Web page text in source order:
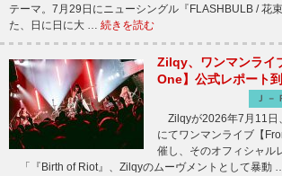
テーマ。7月29日にニューシングル『FLASHBULB / 花
た、日に日に大 … 続きを読む
Zilqy、ワンマンライ
One】公式レポート
Ｊ－
Zilqyが2026年7月11日
にてワンマンライブ【
催し、そのオフィシャル
「『Birth of Riot』、Zilqyのムーヴメントとして暴動